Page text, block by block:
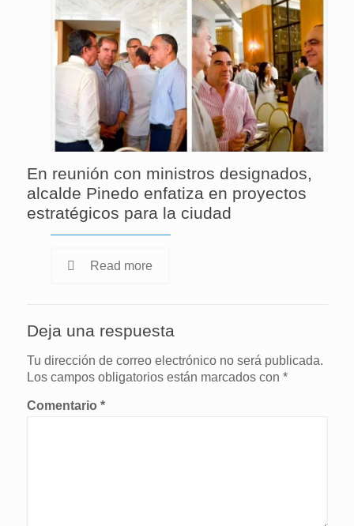
En reunión con ministros designados,
alcalde Pinedo enfatiza en proyectos
estratégicos para la ciudad
Read more
Deja una respuesta
Tu dirección de correo electrónico no será publicada.
Los campos obligatorios están marcados con *
Comentario *